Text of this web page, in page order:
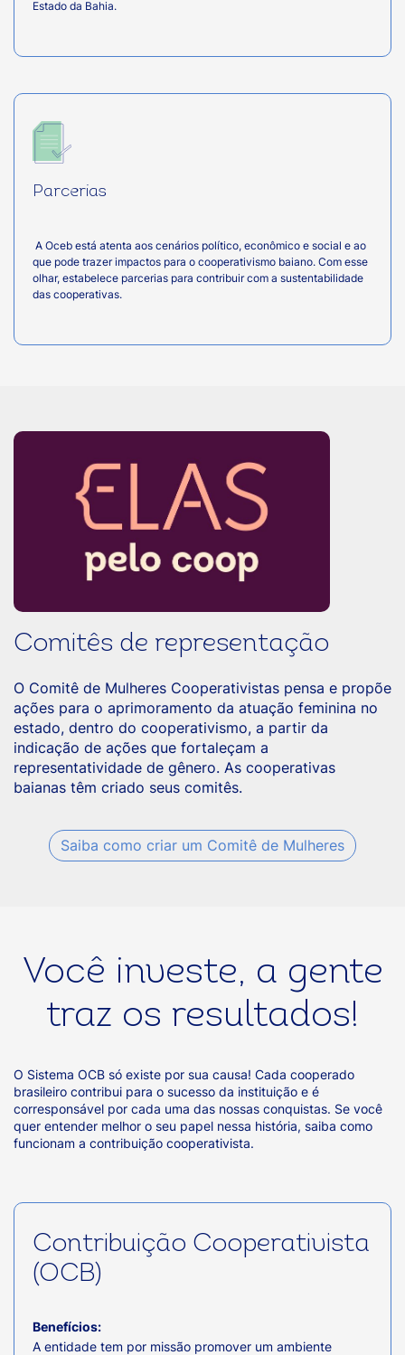
Estado da Bahia.
Parcerias
A Oceb está atenta aos cenários político, econômico e social e ao
que pode trazer impactos para o cooperativismo baiano. Com esse
olhar, estabelece parcerias para contribuir com a sustentabilidade
das cooperativas.
Comitês de representação
O Comitê de Mulheres Cooperativistas pensa e propõe
ações para o aprimoramento da atuação feminina no
estado, dentro do cooperativismo, a partir da
indicação de ações que fortaleçam a
representatividade de gênero. As cooperativas
baianas têm criado seus comitês.
Saiba como criar um Comitê de Mulheres
Você investe, a gente
traz os resultados!
O Sistema OCB só existe por sua causa! Cada cooperado
brasileiro contribui para o sucesso da instituição e é
corresponsável por cada uma das nossas conquistas. Se você
quer entender melhor o seu papel nessa história, saiba como
funcionam a contribuição cooperativista.
Contribuição Cooperativista
(OCB)
Benefícios:
A entidade tem por missão promover um ambiente